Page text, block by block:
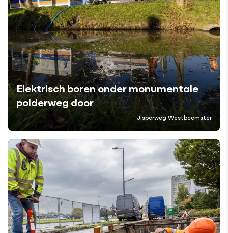
Elektrisch boren onder monumentale
polderweg door
Jisperweg Westbeemster